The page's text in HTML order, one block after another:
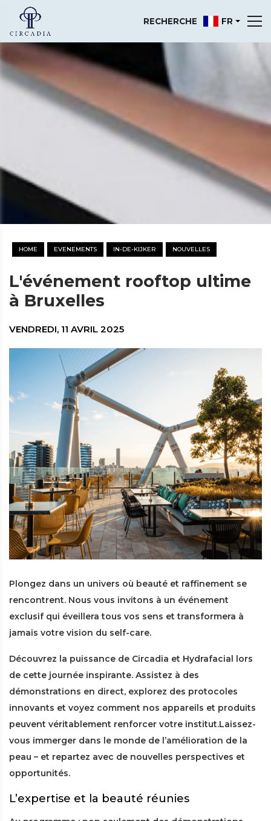
RECHERCHE FR
HOME EVENEMENTS IN-DE-KIJKER NOUVELLES
L'événement rooftop ultime
à Bruxelles
VENDREDI, 11 AVRIL 2025
Plongez dans un univers où beauté et raffinement se
rencontrent. Nous vous invitons à un événement
exclusif qui éveillera tous vos sens et transformera à
jamais votre vision du self-care.
Découvrez la puissance de Circadia et Hydrafacial lors
de cette journée inspirante. Assistez à des
démonstrations en direct, explorez des protocoles
innovants et voyez comment nos appareils et produits
peuvent véritablement renforcer votre institut.Laissez-
vous immerger dans le monde de l’amélioration de la
peau – et repartez avec de nouvelles perspectives et
opportunités.
L’expertise et la beauté réunies